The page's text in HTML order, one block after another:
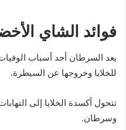
فوائد الشاي
يعد السرطان أحد أسباب
للخلايا وخروجها عن السيطرة.
تتحول أكسدة الخلايا إلى
وسرطان.